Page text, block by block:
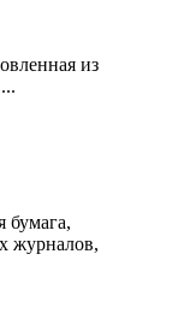
из
бумага,
журналов,